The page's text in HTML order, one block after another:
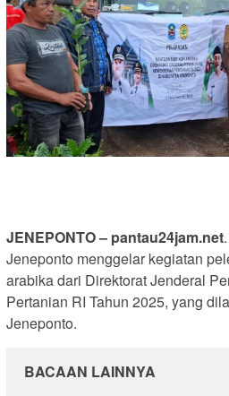
JENEPONTO – pantau24jam.net
Jeneponto menggelar kegiatan
arabika dari Direktorat Jenderal
Pertanian RI Tahun 2025, yang
Jeneponto.
BACAAN LAINNYA